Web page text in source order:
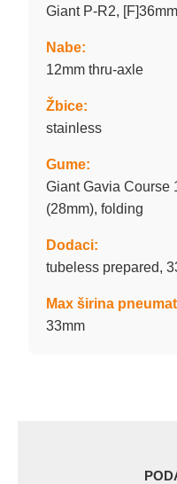
Giant P-R2,
Nabe:
12mm thru-axle
Žbice:
stainless
Gume:
Giant Gavia Course
(28mm), folding
Dodaci:
tubeless prepared,
Max širina
33mm